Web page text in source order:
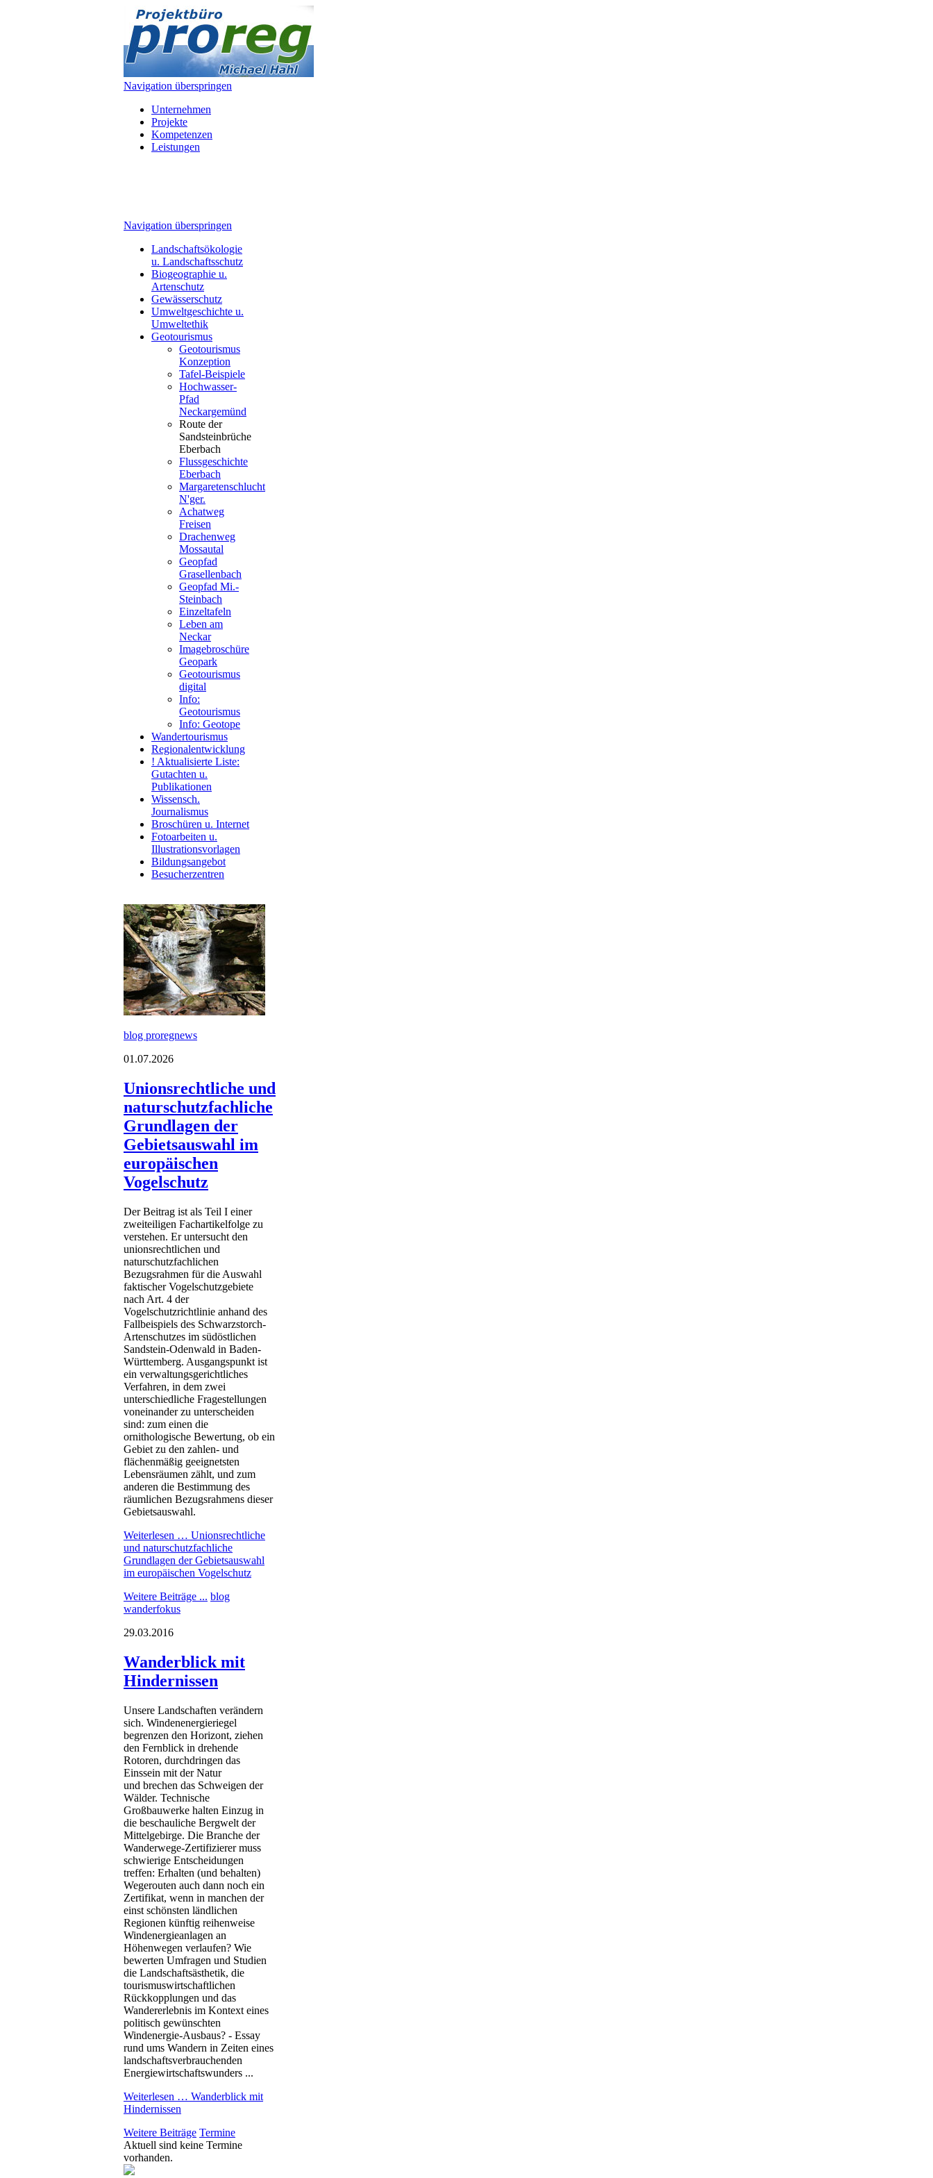
Navigation überspringen
Unternehmen
Projekte
Kompetenzen
Leistungen
Navigation überspringen
Landschaftsökologie
u. Landschaftsschutz
Biogeographie u.
Artenschutz
Gewässerschutz
Umweltgeschichte u.
Umweltethik
Geotourismus
Geotourismus
Konzeption
Tafel-Beispiele
Hochwasser-
Pfad
Neckargemünd
Route der
Sandsteinbrüche
Eberbach
Flussgeschichte
Eberbach
Margaretenschlucht
N'ger.
Achatweg
Freisen
Drachenweg
Mossautal
Geopfad
Grasellenbach
Geopfad Mi.-
Steinbach
Einzeltafeln
Leben am
Neckar
Imagebroschüre
Geopark
Geotourismus
digital
Info:
Geotourismus
Info: Geotope
Wandertourismus
Regionalentwicklung
! Aktualisierte Liste:
Gutachten u.
Publikationen
Wissensch.
Journalismus
Broschüren u. Internet
Fotoarbeiten u.
Illustrationsvorlagen
Bildungsangebot
Besucherzentren
blog proregnews
01.07.2026
Unionsrechtliche und
naturschutzfachliche
Grundlagen der
Gebietsauswahl im
europäischen
Vogelschutz
Der Beitrag ist als Teil I einer
zweiteiligen Fachartikelfolge zu
verstehen. Er untersucht den
unionsrechtlichen und
naturschutzfachlichen
Bezugsrahmen für die Auswahl
faktischer Vogelschutzgebiete
nach Art. 4 der
Vogelschutzrichtlinie anhand des
Fallbeispiels des Schwarzstorch-
Artenschutzes im südöstlichen
Sandstein-Odenwald in Baden-
Württemberg. Ausgangspunkt ist
ein verwaltungsgerichtliches
Verfahren, in dem zwei
unterschiedliche Fragestellungen
voneinander zu unterscheiden
sind: zum einen die
ornithologische Bewertung, ob ein
Gebiet zu den zahlen- und
flächenmäßig geeignetsten
Lebensräumen zählt, und zum
anderen die Bestimmung des
räumlichen Bezugsrahmens dieser
Gebietsauswahl.
Weiterlesen … Unionsrechtliche
und naturschutzfachliche
Grundlagen der Gebietsauswahl
im europäischen Vogelschutz
Weitere Beiträge ... blog
wanderfokus
29.03.2016
Wanderblick mit
Hindernissen
Unsere Landschaften verändern
sich. Windenenergieriegel
begrenzen den Horizont, ziehen
den Fernblick in drehende
Rotoren, durchdringen das
Einssein mit der Natur
und brechen das Schweigen der
Wälder. Technische
Großbauwerke halten Einzug in
die beschauliche Bergwelt der
Mittelgebirge. Die Branche der
Wanderwege-Zertifizierer muss
schwierige Entscheidungen
treffen: Erhalten (und behalten)
Wegerouten auch dann noch ein
Zertifikat, wenn in manchen der
einst schönsten ländlichen
Regionen künftig reihenweise
Windenergieanlagen an
Höhenwegen verlaufen? Wie
bewerten Umfragen und Studien
die Landschaftsästhetik, die
tourismuswirtschaftlichen
Rückkopplungen und das
Wandererlebnis im Kontext eines
politisch gewünschten
Windenergie-Ausbaus? - Essay
rund ums Wandern in Zeiten eines
landschaftsverbrauchenden
Energiewirtschaftswunders ...
Weiterlesen … Wanderblick mit
Hindernissen
Weitere Beiträge Termine
Aktuell sind keine Termine
vorhanden.